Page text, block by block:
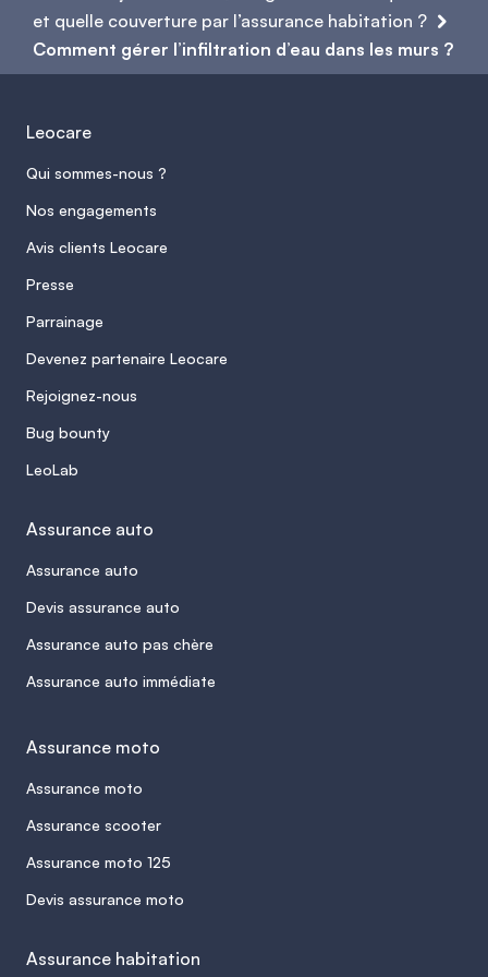
cycle gel-dégel hivernal accélère
particulièrement la dégradation des
matériaux déjà fragilisés.
capillaire n’aura aucun effet. Un hydrofuge
posé sur un mur dont la fuite vient des
la toiture ou à la plomberie, appelle une
technique de traitement précise et une
intervention du bon professionnel.
et quelle couverture par l’assurance habitation ?
Comment gérer l’infiltration d’eau dans les murs ?
Leocare
Qui sommes-nous ?
Nos engagements
Avis clients Leocare
Presse
Parrainage
Devenez partenaire Leocare
Rejoignez-nous
Bug bounty
LeoLab
Assurance auto
Assurance auto
Devis assurance auto
Assurance auto pas chère
Assurance auto immédiate
Assurance moto
Assurance moto
Assurance scooter
Assurance moto 125
Devis assurance moto
Assurance habitation